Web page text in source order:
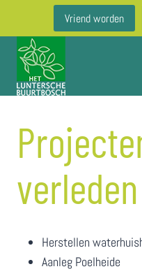
inhoud
Vriend worden
verleden
Herstellen
Aanleg Poelheide